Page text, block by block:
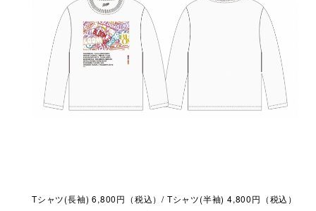
Tシャツ(長袖) 6,800円（税込）/ Tシャツ(半袖) 4,800円（税込）​